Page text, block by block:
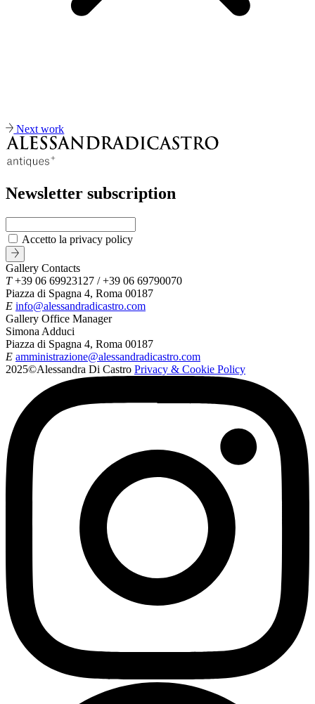
Next work
Newsletter subscription
Accetto la privacy policy
Gallery Contacts
T+39 06 69923127 / +39 06 69790070
Piazza di Spagna 4, Roma 00187
E info@alessandradicastro.com
Gallery Office Manager
Simona Adduci
Piazza di Spagna 4, Roma 00187
E amministrazione@alessandradicastro.com
2025©Alessandra Di Castro Privacy & Cookie Policy